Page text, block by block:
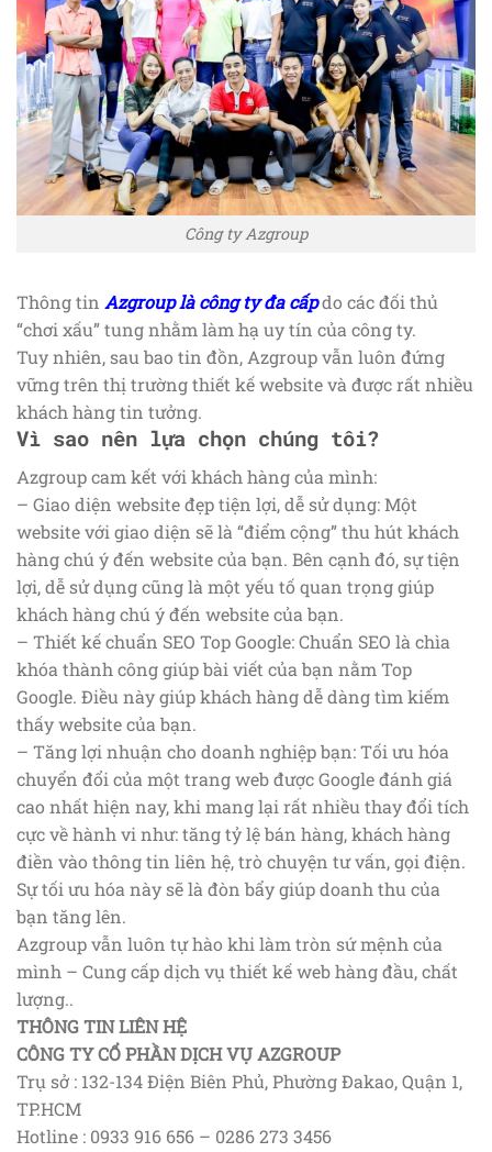
Công ty Azgroup
Thông tin Azgroup là công ty đa cấpdo các đối thủ
“chơi xấu” tung nhằm làm hạ uy tín của công ty.
Tuy nhiên, sau bao tin đồn, Azgroup vẫn luôn đứng
vững trên thị trường thiết kế website và được rất nhiều
khách hàng tin tưởng.
Vì sao nên lựa chọn chúng tôi?
Azgroup cam kết với khách hàng của mình:
– Giao diện website đẹp tiện lợi, dễ sử dụng: Một
website với giao diện sẽ là “điểm cộng” thu hút khách
hàng chú ý đến website của bạn. Bên cạnh đó, sự tiện
lợi, dễ sử dụng cũng là một yếu tố quan trọng giúp
khách hàng chú ý đến website của bạn.
– Thiết kế chuẩn SEO Top Google: Chuẩn SEO là chìa
khóa thành công giúp bài viết của bạn nằm Top
Google. Điều này giúp khách hàng dễ dàng tìm kiếm
thấy website của bạn.
– Tăng lợi nhuận cho doanh nghiệp bạn: Tối ưu hóa
chuyển đổi của một trang web được Google đánh giá
cao nhất hiện nay, khi mang lại rất nhiều thay đổi tích
cực về hành vi như: tăng tỷ lệ bán hàng, khách hàng
điền vào thông tin liên hệ, trò chuyện tư vấn, gọi điện.
Sự tối ưu hóa này sẽ là đòn bẩy giúp doanh thu của
bạn tăng lên.
Azgroup vẫn luôn tự hào khi làm tròn sứ mệnh của
mình – Cung cấp dịch vụ thiết kế web hàng đầu, chất
lượng..
THÔNG TIN LIÊN HỆ
CÔNG TY CỔ PHẦN DỊCH VỤ AZGROUP
Trụ sở : 132-134 Điện Biên Phủ, Phường Đakao, Quận 1,
TP.HCM
Hotline : 0933 916 656 – 0286 273 3456